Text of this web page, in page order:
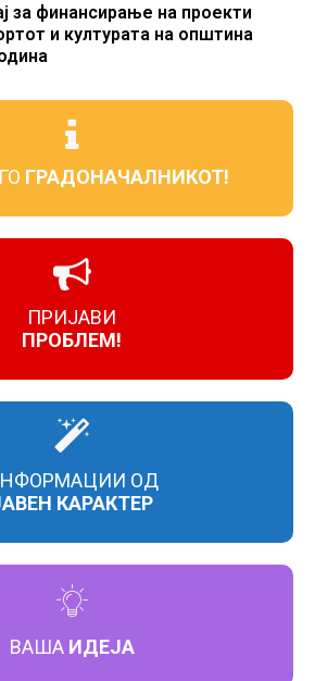
за финансирање на проекти
и културата на општина
ГРАДОНАЧАЛНИКОТ!
ПРИЈАВИ
ПРОБЛЕМ!
ОД
КАРАКТЕР
ВАША ИДЕЈА